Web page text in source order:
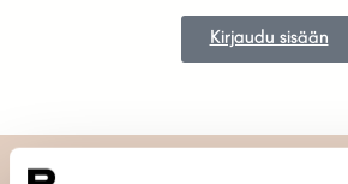
Kirjaudu sisään